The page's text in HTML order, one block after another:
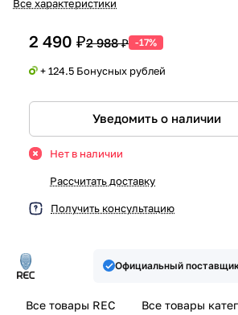
Все характеристики
2 490 ₽2 988 ₽ -17%
+ 124.5 Бонусных рублей
Уведомить о наличии
Нет в наличии
Рассчитать доставку
Получить консультацию
Официальный
Все товары REC Все товары